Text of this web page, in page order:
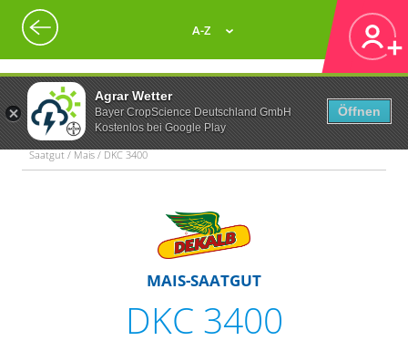
Agrar Wetter
Bayer CropScience Deutschland GmbH
Kostenlos bei Google Play
Öffnen
A-Z
Saatgut / Mais / DKC 3400
MAIS-SAATGUT
DKC 3400